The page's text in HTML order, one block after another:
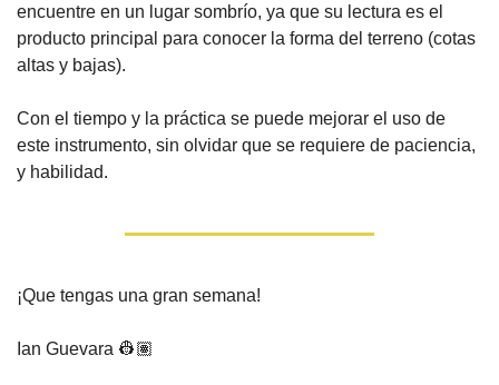
encuentre en un lugar sombrío, ya que su lectura es el
producto principal para conocer la forma del terreno (cotas
altas y bajas).
Con el tiempo y la práctica se puede mejorar el uso de
este instrumento, sin olvidar que se requiere de paciencia,
y habilidad.
¡Que tengas una gran semana!
Ian Guevara 👷🏽